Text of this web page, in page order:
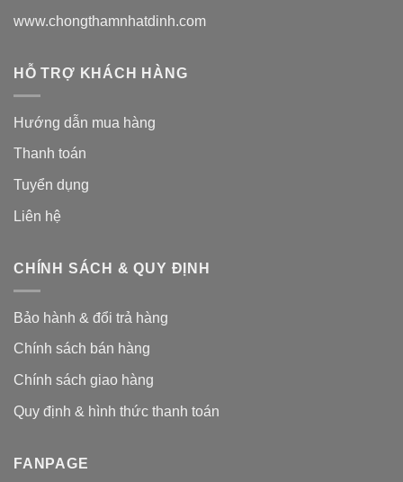
www.chongthamnhatdinh.com
HỖ TRỢ KHÁCH HÀNG
Hướng dẫn mua hàng
Thanh toán
Tuyển dụng
Liên hệ
CHÍNH SÁCH & QUY ĐỊNH
Bảo hành & đổi trả hàng
Chính sách bán hàng
Chính sách giao hàng
Quy định & hình thức thanh toán
FANPAGE